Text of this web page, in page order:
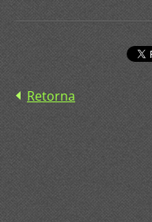
Retorna